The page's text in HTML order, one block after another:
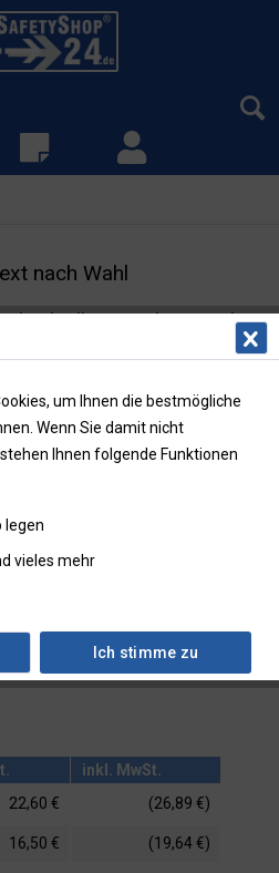
nach Wahl
Rücken- und
inkl. MwSt.
22,60 € (26,89 €)
16,50 € (19,64 €)
um Ihnen die bestmögliche
Wenn Sie damit nicht
Ihnen folgende Funktionen
legen
vieles mehr
Ich stimme zu